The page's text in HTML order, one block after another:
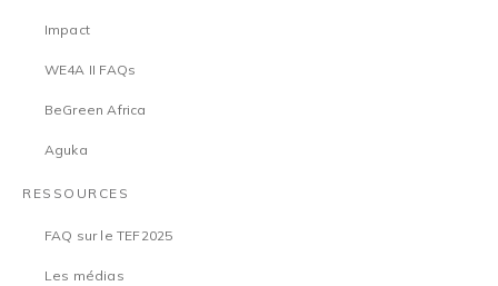
Impact
WE4A II FAQs
BeGreen Africa
Aguka
RESSOURCES
FAQ sur le TEF2025
Les médias